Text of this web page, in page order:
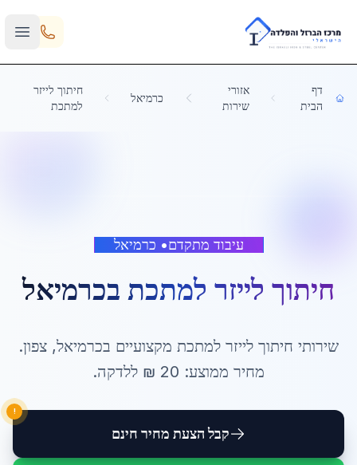
Skip to main content
דף
הבית
אזורי
שירות
כרמיאל
חיתוך לייזר
למתכת
עיבוד מתקדם• כרמיאל
חיתוך לייזר למתכת בכרמיאל
שירותי חיתוך לייזר למתכת מקצועיים בכרמיאל, צפון.
מחיר ממוצע: 20 ₪ ללדקה.
קבל הצעת מחיר חינם
!